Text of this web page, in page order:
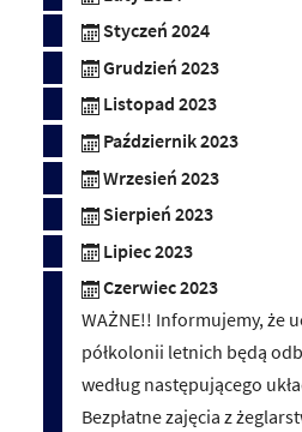
Styczeń 2024
Grudzień 2023
Listopad 2023
Październik 2023
Wrzesień 2023
Sierpień 2023
Lipiec 2023
Czerwiec 2023
WAŻNE!! Informujemy, że
półkolonii letnich będą
według następującego
Bezpłatne zajęcia z